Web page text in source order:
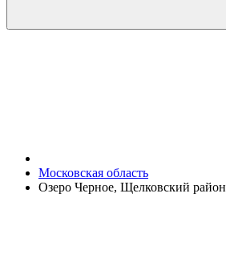
Московская область
Озеро Черное, Щелковский район